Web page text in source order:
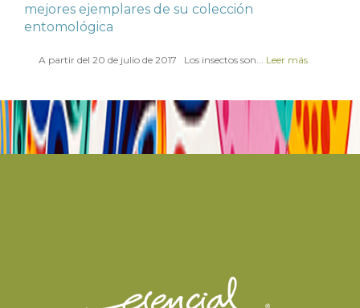
mejores ejemplares de su colección
entomológica
A partir del 20 de julio de 2017 Los insectos son... Leer más